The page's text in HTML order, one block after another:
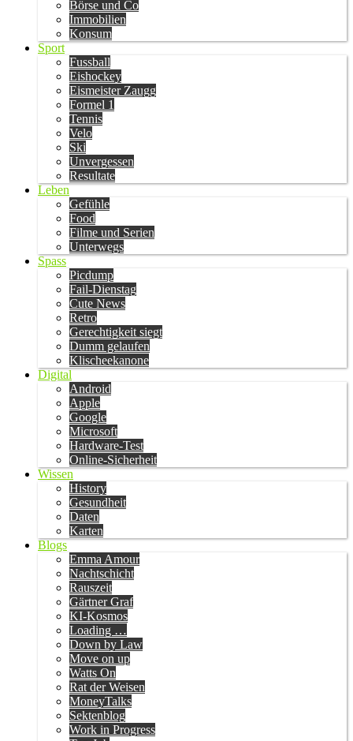
Börse und Co
Immobilien
Konsum
Sport
Fussball
Eishockey
Eismeister Zaugg
Formel 1
Tennis
Velo
Ski
Unvergessen
Resultate
Leben
Gefühle
Food
Filme und Serien
Unterwegs
Spass
Picdump
Fail-Dienstag
Cute News
Retro
Gerechtigkeit siegt
Dumm gelaufen
Klischeekanone
Digital
Android
Apple
Google
Microsoft
Hardware-Test
Online-Sicherheit
Wissen
History
Gesundheit
Daten
Karten
Blogs
Emma Amour
Nachtschicht
Rauszeit
Gärtner Graf
KI-Kosmos
Loading …
Down by Law
Move on up
Watts On
Rat der Weisen
MoneyTalks
Sektenblog
Work in Progress